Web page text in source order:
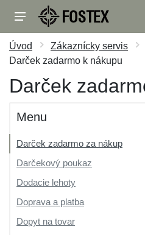
Úvod
Zákaznícky servis
Darček zadarmo k nákupu
Darček
Menu
Darček zadarmo za nákup
Darčekový poukaz
Dodacie lehoty
Doprava a platba
Dopyt na tovar